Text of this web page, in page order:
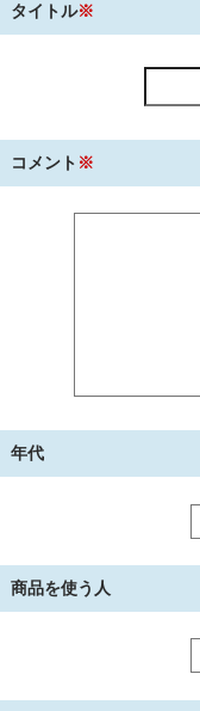
タイトル※
コメント ※
年代
商品を使う人